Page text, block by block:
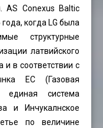
AS Conexus Baltic
когда LG была
структурные
латвийского
и в соответствии с
ЕС (Газовая
единая система
и Инчукалнское
по величине